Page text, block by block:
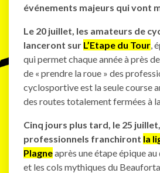
événements majeurs qui vont
Le 20 juillet, les amateurs de
lanceront sur L’Etape du Tour,
qui permet chaque année à près
de « prendre la roue » des
cyclosportive est la seule course
des routes totalement fermées à
Cinq jours plus tard, le 25
professionnels franchiront la
Plagneaprès une étape épique
et les cols mythiques du